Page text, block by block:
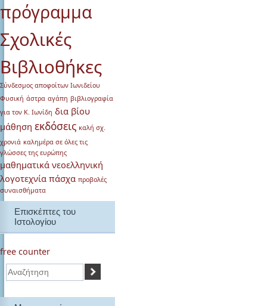
πρόγραμμα
Σχολικές
Bιβλιοθήκες
Σύνδεσμος αποφοίτων Ιωνιδείου
Φυσική άστρα αγάπη βιβλιογραφία
για τον Κ. Ιωνίδη δια βίου
μάθηση εκδόσεις καλή σχ.
χρονιά καλημέρα σε όλες τις
γλώσσες της ευρώπης
μαθηματικά νεοελληνική
λογοτεχνία πάσχα προβολές
συναισθήματα
Επισκέπτες του
Ιστολογίου
free counter
Αναζήτηση